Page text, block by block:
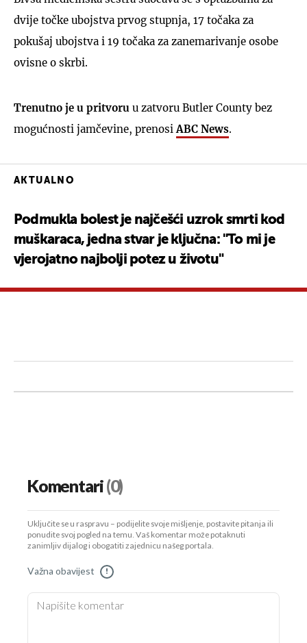
dvije točke ubojstva prvog stupnja, 17 točaka za
pokušaj ubojstva i 19 točaka za zanemarivanje osobe
ovisne o skrbi.
Trenutno je u pritvoru u zatvoru Butler County bez
mogućnosti jamčevine, prenosi ABC News.
AKTUALNO
Podmukla bolest je najčešći uzrok smrti kod
muškaraca, jedna stvar je ključna: "To mi je
vjerojatno najbolji potez u životu"
Komentari(0)
Uključite se u raspravu – podijelite svoje mišljenje, postavite pitanja ili
ponudite svoj pogled na temu. Vaš komentar može potaknuti
zanimljiv dijalog i obogatiti zajednicu našeg portala.
Važna obavijest !